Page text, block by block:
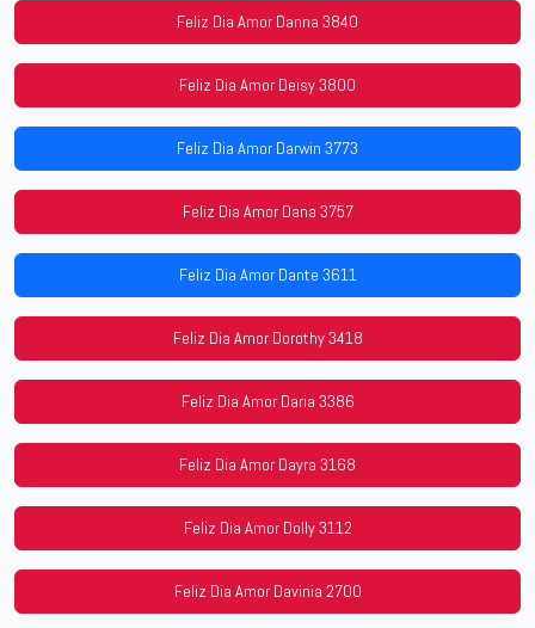
Feliz Dia Amor Danna 3840
Feliz Dia Amor Deisy 3800
Feliz Dia Amor Darwin 3773
Feliz Dia Amor Dana 3757
Feliz Dia Amor Dante 3611
Feliz Dia Amor Dorothy 3418
Feliz Dia Amor Daria 3386
Feliz Dia Amor Dayra 3168
Feliz Dia Amor Dolly 3112
Feliz Dia Amor Davinia 2700